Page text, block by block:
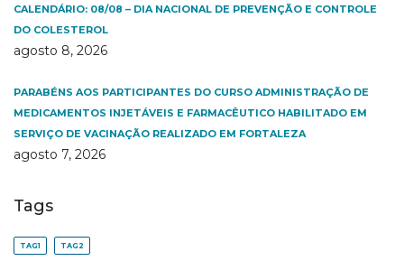
CALENDÁRIO: 08/08 – DIA NACIONAL DE PREVENÇÃO E CONTROLE
DO COLESTEROL
agosto 8, 2026
PARABÉNS AOS PARTICIPANTES DO CURSO ADMINISTRAÇÃO DE
MEDICAMENTOS INJETÁVEIS E FARMACÊUTICO HABILITADO EM
SERVIÇO DE VACINAÇÃO REALIZADO EM FORTALEZA
agosto 7, 2026
Tags
TAG1 TAG2